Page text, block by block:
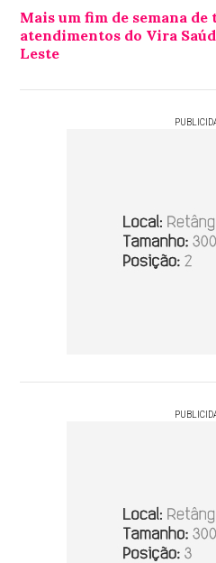
Mais um fim de semana
atendimentos do Vira
Leste